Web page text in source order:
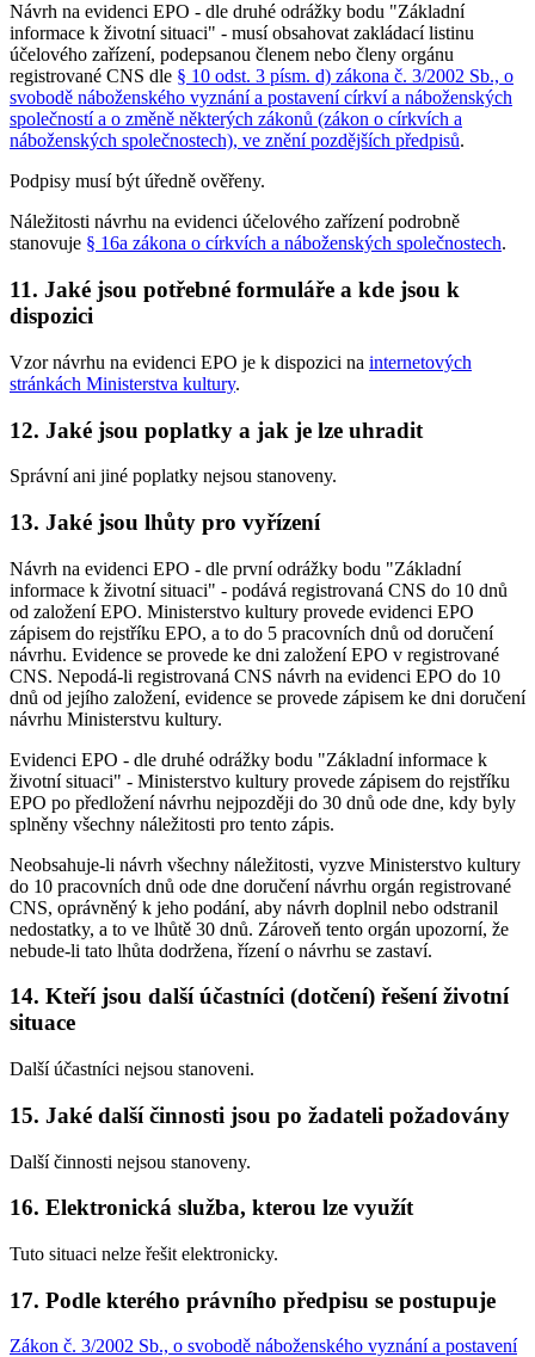
Návrh na evidenci EPO - dle druhé odrážky bodu "Základní
informace k životní situaci" - musí obsahovat zakládací listinu
účelového zařízení, podepsanou členem nebo členy orgánu
registrované CNS dle § 10 odst. 3 písm. d) zákona č. 3/2002 Sb., o
svobodě náboženského vyznání a postavení církví a náboženských
společností a o změně některých zákonů (zákon o církvích a
náboženských společnostech), ve znění pozdějších předpisů.
Podpisy musí být úředně ověřeny.
Náležitosti návrhu na evidenci účelového zařízení podrobně
stanovuje § 16a zákona o církvích a náboženských společnostech.
11. Jaké jsou potřebné formuláře a kde jsou k
dispozici
Vzor návrhu na evidenci EPO je k dispozici na internetových
stránkách Ministerstva kultury.
12. Jaké jsou poplatky a jak je lze uhradit
Správní ani jiné poplatky nejsou stanoveny.
13. Jaké jsou lhůty pro vyřízení
Návrh na evidenci EPO - dle první odrážky bodu "Základní
informace k životní situaci" - podává registrovaná CNS do 10 dnů
od založení EPO. Ministerstvo kultury provede evidenci EPO
zápisem do rejstříku EPO, a to do 5 pracovních dnů od doručení
návrhu. Evidence se provede ke dni založení EPO v registrované
CNS. Nepodá-li registrovaná CNS návrh na evidenci EPO do 10
dnů od jejího založení, evidence se provede zápisem ke dni doručení
návrhu Ministerstvu kultury.
Evidenci EPO - dle druhé odrážky bodu "Základní informace k
životní situaci" - Ministerstvo kultury provede zápisem do rejstříku
EPO po předložení návrhu nejpozději do 30 dnů ode dne, kdy byly
splněny všechny náležitosti pro tento zápis.
Neobsahuje-li návrh všechny náležitosti, vyzve Ministerstvo kultury
do 10 pracovních dnů ode dne doručení návrhu orgán registrované
CNS, oprávněný k jeho podání, aby návrh doplnil nebo odstranil
nedostatky, a to ve lhůtě 30 dnů. Zároveň tento orgán upozorní, že
nebude-li tato lhůta dodržena, řízení o návrhu se zastaví.
14. Kteří jsou další účastníci (dotčení) řešení životní
situace
Další účastníci nejsou stanoveni.
15. Jaké další činnosti jsou po žadateli požadovány
Další činnosti nejsou stanoveny.
16. Elektronická služba, kterou lze využít
Tuto situaci nelze řešit elektronicky.
17. Podle kterého právního předpisu se postupuje
Zákon č. 3/2002 Sb., o svobodě náboženského vyznání a postavení